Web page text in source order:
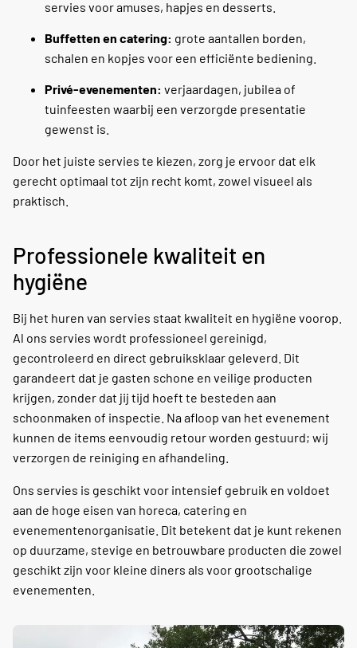
servies voor amuses, hapjes en desserts.
Buffetten en catering: grote aantallen borden,
schalen en kopjes voor een efficiënte bediening.
Privé-evenementen: verjaardagen, jubilea of
tuinfeesten waarbij een verzorgde presentatie
gewenst is.
Door het juiste servies te kiezen, zorg je ervoor dat elk
gerecht optimaal tot zijn recht komt, zowel visueel als
praktisch.
Professionele kwaliteit en
hygiëne
Bij het huren van servies staat kwaliteit en hygiëne voorop.
Al ons servies wordt professioneel gereinigd,
gecontroleerd en direct gebruiksklaar geleverd. Dit
garandeert dat je gasten schone en veilige producten
krijgen, zonder dat jij tijd hoeft te besteden aan
schoonmaken of inspectie. Na afloop van het evenement
kunnen de items eenvoudig retour worden gestuurd; wij
verzorgen de reiniging en afhandeling.
Ons servies is geschikt voor intensief gebruik en voldoet
aan de hoge eisen van horeca, catering en
evenementenorganisatie. Dit betekent dat je kunt rekenen
op duurzame, stevige en betrouwbare producten die zowel
geschikt zijn voor kleine diners als voor grootschalige
evenementen.